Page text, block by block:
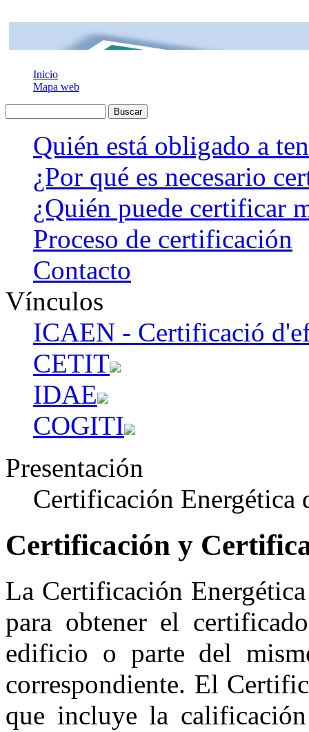
Inicio
Mapa web
Quién está obligado a
¿Por qué es necesario
¿Quién puede certificar
Proceso de certificación
Contacto
Vínculos
ICAEN - Certificació
CETIT
IDAE
COGITI
Presentación
Certificación Energética
Certificación y
La Certificación
para obtener el
edificio o parte del
correspondiente. El
que incluye la